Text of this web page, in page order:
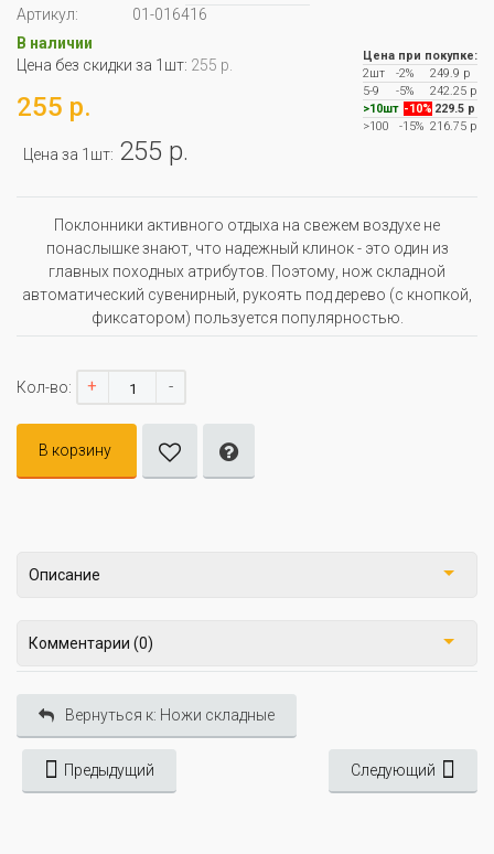
Артикул:
01-016416
В наличии
Цена без скидки за 1шт: 255 р.
255 р.
Цена за 1шт: 255 р.
Цена при покупке:
2шт
-2%
249.9 р
5-9
-5%
242.25 р
>10шт -10% 229.5 р
>100
-15% 216.75 р
Поклонники активного отдыха на свежем воздухе не
понаслышке знают, что надежный клинок - это один из
главных походных атрибутов. Поэтому, нож складной
автоматический сувенирный, рукоять под дерево (с кнопкой,
фиксатором) пользуется популярностью.
Кол-во: + -
В корзину
Описание
Комментарии (0)
Вернуться к: Ножи складные
Предыдущий Следующий